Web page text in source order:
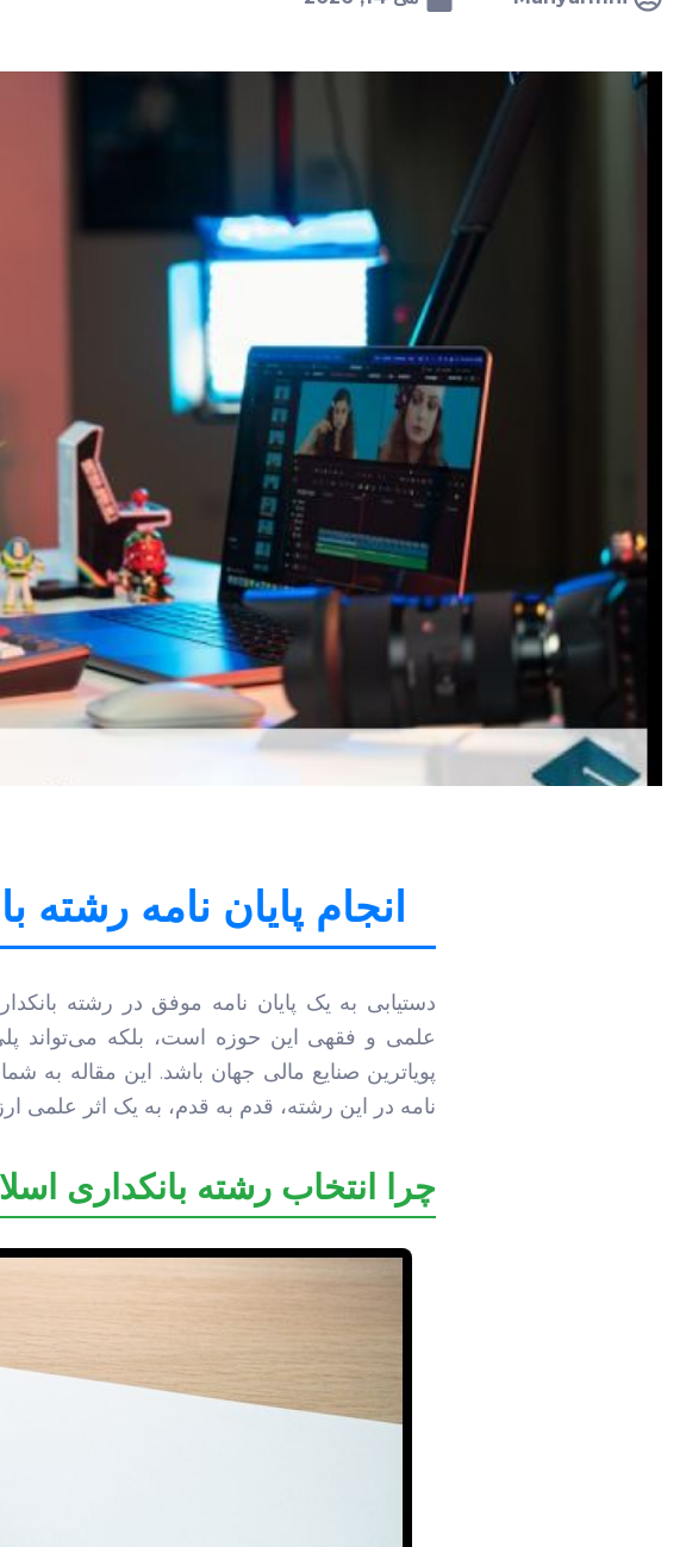
انجام پایان نامه
دستیابی به یک پایان نامه موفق در رشته
علمی و فقهی این حوزه است، بلکه
پویاترین صنایع مالی جهان باشد. این مقاله به
نامه در این رشته، قدم به قدم، به یک اثر علمی
چرا انتخاب رشته بانکداری